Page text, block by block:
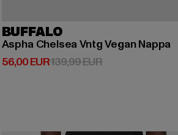
BUFFALO
Aspha Chelsea Vntg Vegan Nappa
56,00 EUR
Derzeitiger Preis: 56,00 EUR
139,99 EURAktionspreis: